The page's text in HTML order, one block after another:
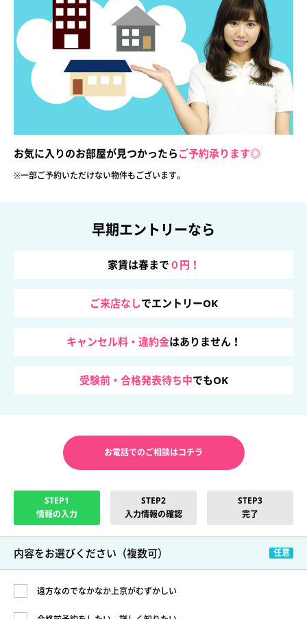
お気に入りのお部屋が見つかったら ご予約承ります◎
※一部ご予約いただけない物件もございます。
早期エントリーなら
家賃は春まで ０円！
ご来店なしでエントリーOK
キャンセル料・違約金はありません！
受験前・合格発表待ち中でもOK
お電話でのご相談はコチラ
STEP1
情報の入力
STEP2
入力情報の確認
STEP3
完了
内容をお選びください （複数可）
遠方なのでなかなか上京がむずかしい